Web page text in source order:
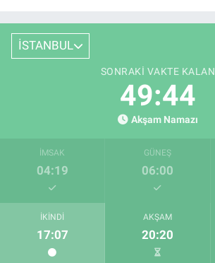
İSTANBUL
SONRAKI VAKTE KALAN
49:44
Akşam Namazı
İMSAK
04:19
GÜNEŞ
06:00
İKINDI
17:07
AKŞAM
20:20